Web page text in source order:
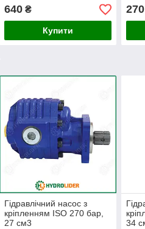
640₴
Купити
270
Гідравлічний насос з
кріпленням ISO 270 бар,
27 см3
34